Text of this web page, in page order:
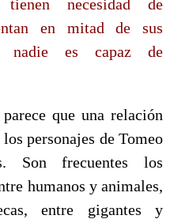
necesidad de
en mitad de sus
nadie es capaz de
que una relación
personajes de Tomeo
Son frecuentes los
humanos y animales,
entre gigantes y